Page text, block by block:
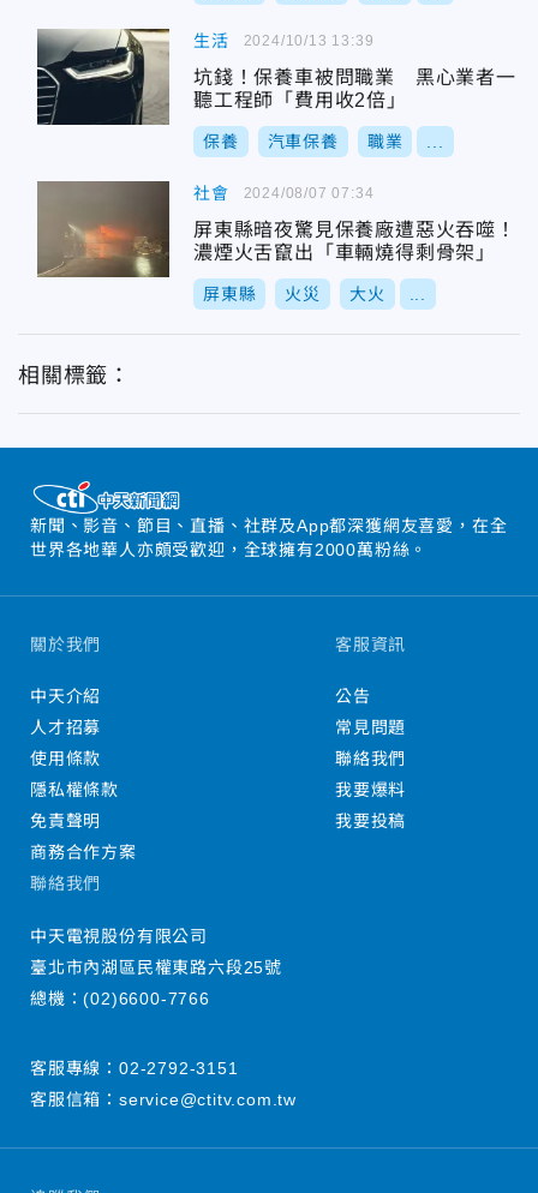
生活
坑錢！保養車被問職業 黑心業者一
聽工程師「費用收2倍」
保養 汽車保養 職業
2024/10/13 13:39
社會
屏東縣暗夜驚見保養廠遭惡火吞噬！
濃煙火舌竄出「車輛燒得剩骨架」
屏東縣 火災 大火
2024/08/07 07:34
相關標籤：
新聞、影音、節目、直播、社群及App都深獲網友喜愛，在全
世界各地華人亦頗受歡迎，全球擁有2000萬粉絲。
關於我們
中天介紹
人才招募
使用條款
隱私權條款
免責聲明
商務合作方案
客服資訊
公告
常見問題
聯絡我們
我要爆料
我要投稿
聯絡我們
中天電視股份有限公司
臺北市內湖區民權東路六段25號
總機：(02)6600-7766
客服專線： 02-2792-3151
客服信箱： service@ctitv.com.tw